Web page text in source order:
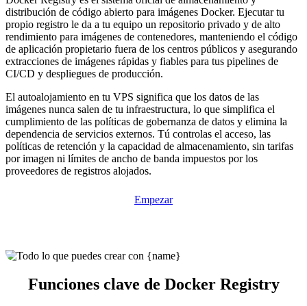
distribución de código abierto para imágenes Docker. Ejecutar tu
propio registro le da a tu equipo un repositorio privado y de alto
rendimiento para imágenes de contenedores, manteniendo el código
de aplicación propietario fuera de los centros públicos y asegurando
extracciones de imágenes rápidas y fiables para tus pipelines de
CI/CD y despliegues de producción.
El autoalojamiento en tu VPS significa que los datos de las
imágenes nunca salen de tu infraestructura, lo que simplifica el
cumplimiento de las políticas de gobernanza de datos y elimina la
dependencia de servicios externos. Tú controlas el acceso, las
políticas de retención y la capacidad de almacenamiento, sin tarifas
por imagen ni límites de ancho de banda impuestos por los
proveedores de registros alojados.
Empezar
Funciones clave de Docker Registry